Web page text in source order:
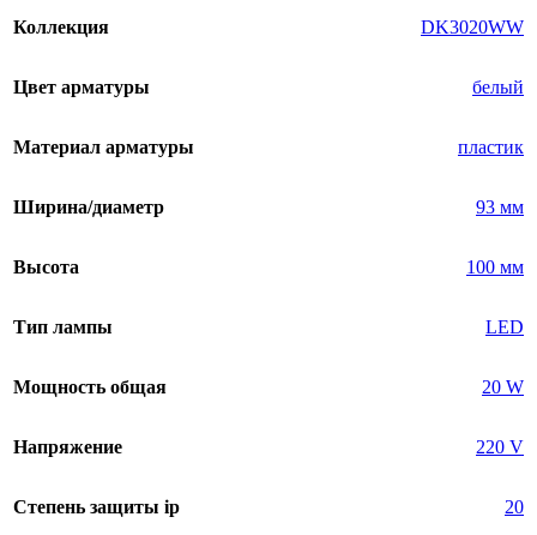
Коллекция DK3020WW
Цвет арматуры белый
Материал арматуры пластик
Ширина/диаметр 93 мм
Высота 100 мм
Тип лампы LED
Мощность общая 20 W
Напряжение 220 V
Степень защиты ip 20